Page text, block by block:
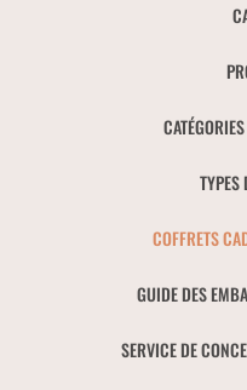
TYPES
COFFRETS
GUIDE DES
SERVICE DE